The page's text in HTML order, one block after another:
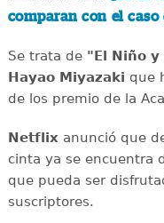
comparan con el
Se trata de"El Niño y
Hayao Miyazaki que
de los premio de la
Netflix anunció que
cinta ya se encuentra
que pueda ser
suscriptores.